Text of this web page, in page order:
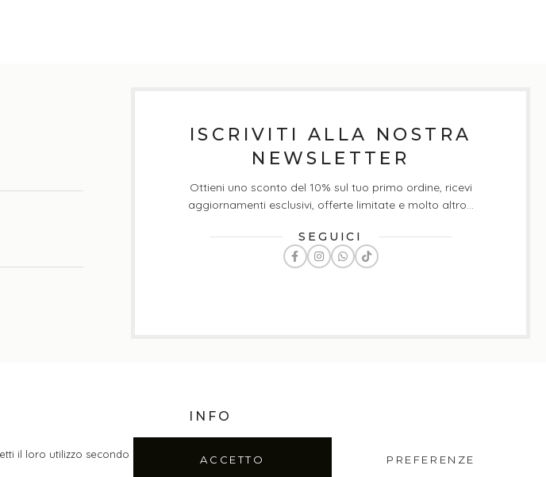
il loro utilizzo secondo
ACCETTO PREFERENZE
ISCRIVITI ALLA NOSTRA
NEWSLETTER
Ottieni uno sconto del 10% sul tuo primo ordine, ricevi
aggiornamenti esclusivi, offerte limitate e molto altro...
SEGUICI
INFO